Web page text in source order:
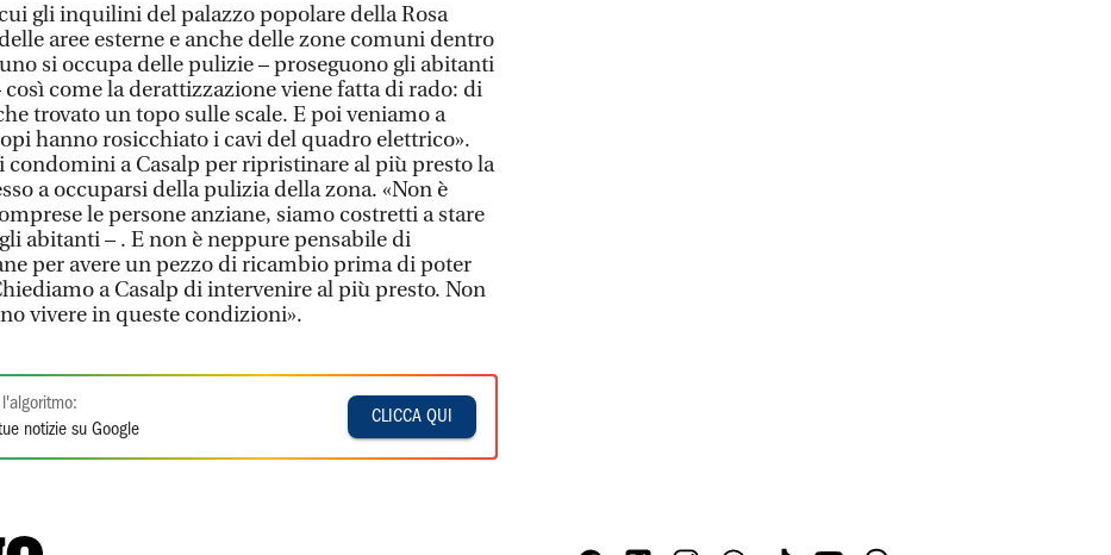
gli inquilini del palazzo popolare della Rosa
aree esterne e anche delle zone comuni dentro
si occupa delle pulizie – proseguono gli abitanti
come la derattizzazione viene fatta di rado: di
trovato un topo sulle scale. E poi veniamo a
hanno rosicchiato i cavi del quadro elettrico».
condomini a Casalp per ripristinare al più presto la
a occuparsi della pulizia della zona. «Non è
le persone anziane, siamo costretti a stare
abitanti – . E non è neppure pensabile di
per avere un pezzo di ricambio prima di poter
a Casalp di intervenire al più presto. Non
vivere in queste condizioni».
notizie su Google
CLICCA QUI